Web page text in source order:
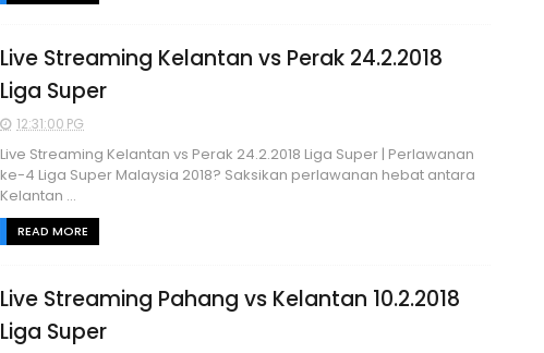
Live Streaming Kelantan vs Perak 24.2.2018
Liga Super
12:31:00 PG
Live Streaming Kelantan vs Perak 24.2.2018 Liga Super | Perlawanan
ke-4 Liga Super Malaysia 2018? Saksikan perlawanan hebat antara
Kelantan ...
READ MORE
Live Streaming Pahang vs Kelantan 10.2.2018
Liga Super